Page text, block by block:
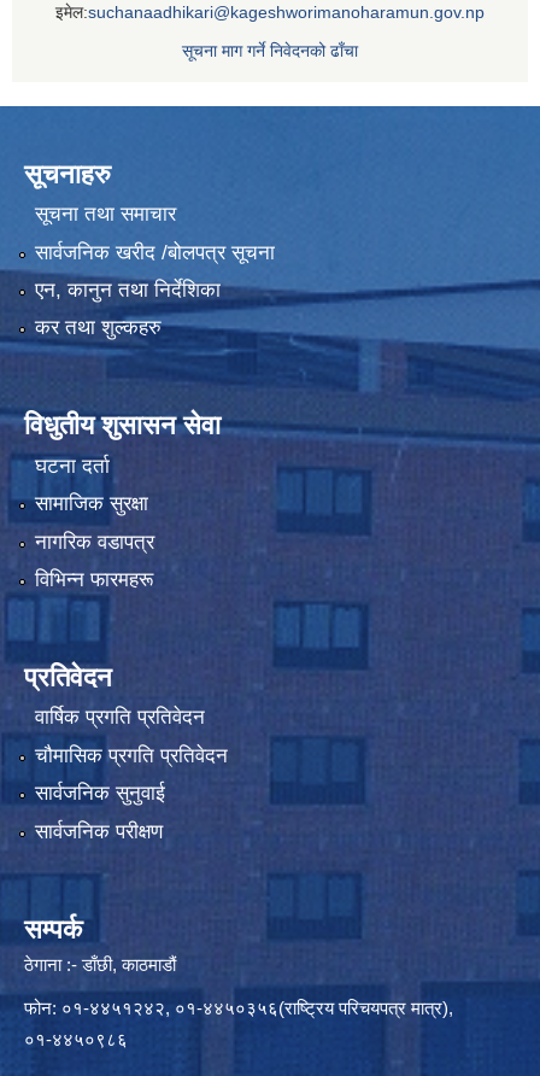
इमेल:suchanaadhikari@kageshworimanoharamun.gov.np
सूचना माग गर्ने निवेदनको ढाँचा
सूचनाहरु
सूचना तथा समाचार
सार्वजनिक खरीद /बोलपत्र सूचना
एन, कानुन तथा निर्देशिका
कर तथा शुल्कहरु
विधुतीय शुसासन सेवा
घटना दर्ता
सामाजिक सुरक्षा
नागरिक वडापत्र
विभिन्न फारमहरू
प्रतिवेदन
वार्षिक प्रगति प्रतिवेदन
चौमासिक प्रगति प्रतिवेदन
सार्वजनिक सुनुवाई
सार्वजनिक परीक्षण
सम्पर्क
ठेगाना :- डाँछी, काठमाडौं
फोन: ०१-४४५१२४२, ०१-४४५०३५६(राष्ट्रिय परिचयपत्र मात्र),
०१-४४५०९८६